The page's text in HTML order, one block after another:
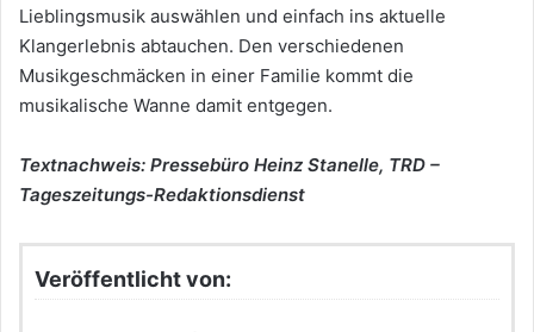
Lieblingsmusik auswählen und einfach ins aktuelle
Klangerlebnis abtauchen. Den verschiedenen
Musikgeschmäcken in einer Familie kommt die
musikalische Wanne damit entgegen.
Textnachweis: Pressebüro Heinz Stanelle, TRD –
Tageszeitungs-Redaktionsdienst
Veröffentlicht von: